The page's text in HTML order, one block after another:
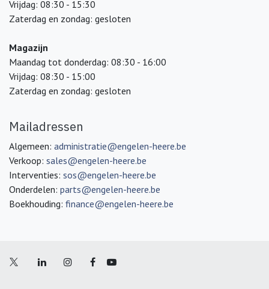
Vrijdag: 08:30 - 15:30
Zaterdag en zondag: gesloten
Magazijn
Maandag tot donderdag: 08:30 - 16:00
Vrijdag: 08:30 - 15:00
Zaterdag en zondag: gesloten
Mailadressen
Algemeen: administratie@engelen-heere.be
Verkoop: sales@engelen-heere.be
Interventies: sos@engelen-heere.be
Onderdelen: parts@engelen-heere.be
Boekhouding: finance@engelen-heere.be